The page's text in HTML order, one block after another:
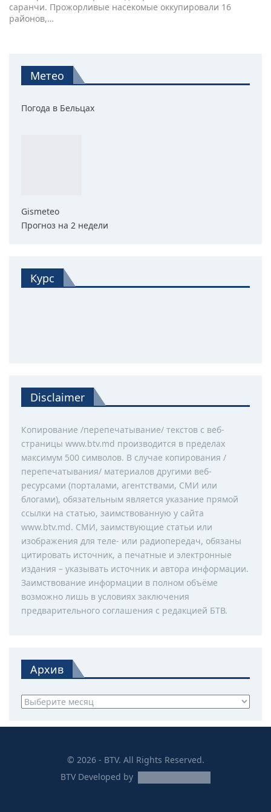
саранчи. Прожорливые насекомые оккупировали 16
районов,…
Метео
Погода в Бельцах
Gismeteo
Прогноз на 2 недели
Курс
Disclaimer
Копирование /перепечатывание/ текстов с веб-
страницы www.btv.md производится в пределах
максимум 500 символов. В случае копирования /
перепечатывания/ материалов другими веб-
ресурсами (порталами, агентствами, СМИ или
блогами), обязательным является указание прямой
ссылки на статью, заимствованную у сайта
www.btv.md. СМИ, заимствующие статьи или
изображения для теле- или радиопередач, обязаны
цитировать источник, а печатные и электронные
издания – указывать источник и автора информации.
Заимствование информации в полном объёме
возможно лишь в условиях заключения
предварительного соглашения с редакцией БТВ.
Архив
Архив
© 2026 - BTV. All Rights Reserved.
BTVDeveloped by